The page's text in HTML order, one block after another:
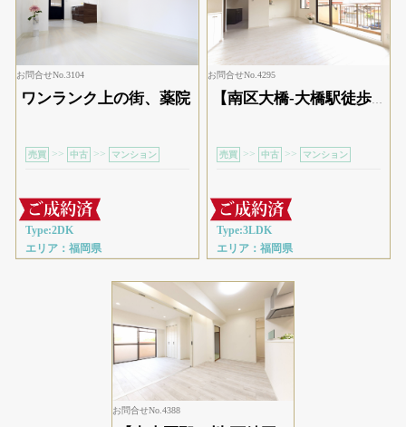
お問合せNo.3104
ワンランク上の街、薬院
売買 >> 中古 >> マンション
Type:2DK
エリア：福岡県
お問合せNo.4295
【南区大橋-大橋駅徒歩5分】広々15帖リビングの3LDK
売買 >> 中古 >> マンション
Type:3LDK
エリア：福岡県
お問合せNo.4388